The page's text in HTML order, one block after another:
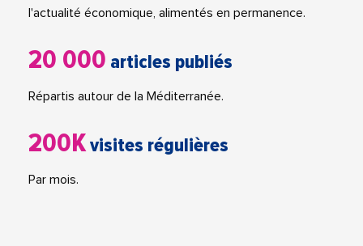
l'actualité économique, alimentés en permanence.
20 000 articles publiés
Répartis autour de la Méditerranée.
200Kvisites régulières
Par mois.